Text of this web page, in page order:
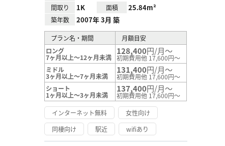
間取り 1K 面積 25.84m²
築年数 2007年 3月 築
プラン名・期間
月額目安
ロング
7ヶ月以上～12ヶ月未満
128,400円/月～
初期費用他 17,600円～
ミドル
3ヶ月以上～7ヶ月未満
131,400円/月～
初期費用他 17,600円～
ショート
1ヶ月以上～3ヶ月未満
137,400円/月～
初期費用他 17,600円～
インターネット無料
女性向け
同棲向け
駅近 wifiあり